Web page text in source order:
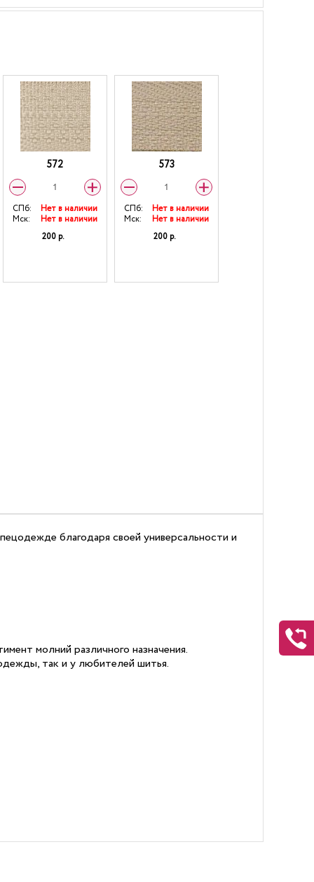
572
СПб:
Нет в наличии
Мск:
Нет в наличии
200 р.
573
СПб:
Нет в наличии
Мск:
Нет в наличии
200 р.
благодаря своей универсальности и
молний различного назначения.
так и у любителей шитья.